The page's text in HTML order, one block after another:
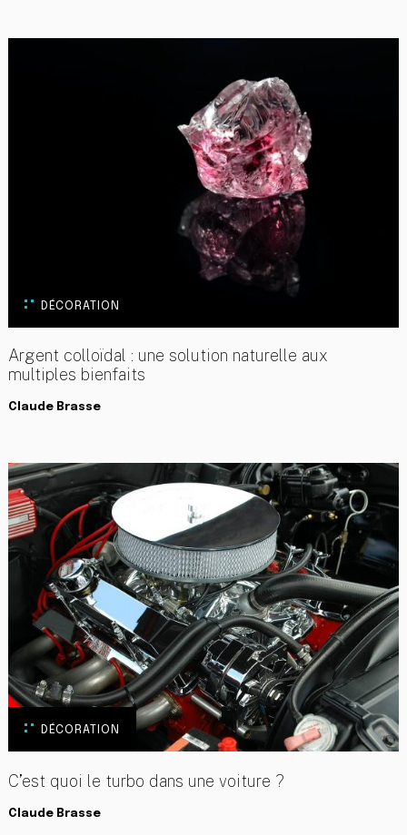
DÉCORATION
Argent colloïdal : une solution naturelle aux
multiples bienfaits
Claude Brasse
DÉCORATION
C’est quoi le turbo dans une voiture ?
Claude Brasse